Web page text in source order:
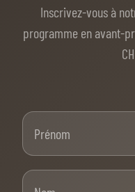
Inscrivez-vous à
programme en avant-